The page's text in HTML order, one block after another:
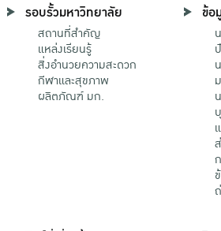
รอบรั้วมหาวิทยาลัย
สถานที่สำคัญ
แหล่งเรียนรู้
สิ่งอำนวยความสะดวก
กีฬาและสุขภาพ
ผลิตภัณฑ์ มก.
ข้อ